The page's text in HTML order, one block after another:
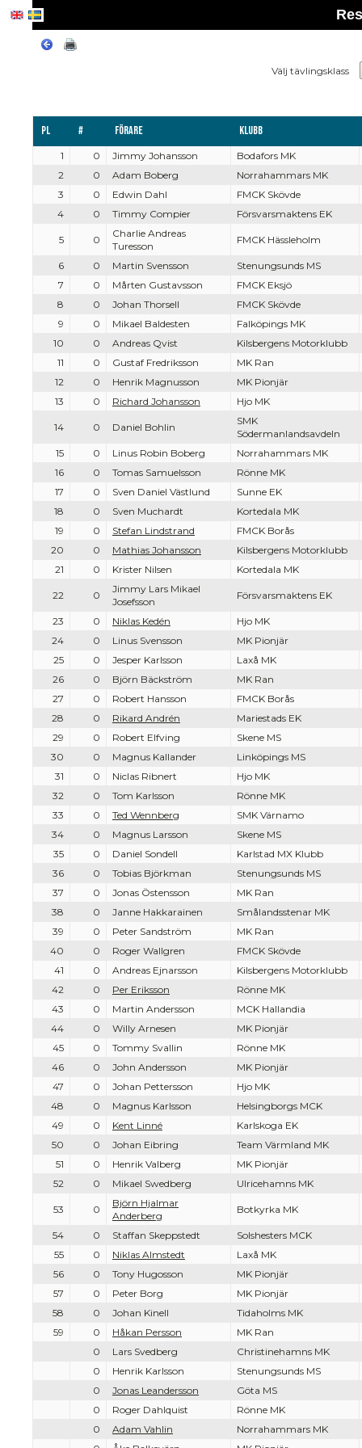
Välj tävlingsklass
Pl # Förare Klubb
1 0 Jimmy Johansson
Bodafors MK
2
0 Adam Boberg
Norrahammars MK
3
0 Edwin Dahl
FMCK Skövde
4
0 Timmy Compier Försvarsmaktens EK
5 0
Charlie Andreas
Turesson
FMCK Hässleholm
6 0 Martin Svensson
Stenungsunds MS
7
0 Mårten Gustavsson
FMCK Eksjö
8
0 Johan Thorsell
FMCK Skövde
9
0 Mikael Baldesten
Falköpings MK
10
0 Andreas Qvist
Kilsbergens Motorklubb
11
0 Gustaf Fredriksson
MK Ran
12
0 Henrik Magnusson
MK Pionjär
13
0 Richard Johansson Hjo MK
14 0 Daniel Bohlin
SMK
Södermanlandsavdeln
15
0 Linus Robin Boberg
Norrahammars MK
16
0 Tomas Samuelsson
Rönne MK
17
0 Sven Daniel Västlund
Sunne EK
18
0 Sven Muchardt
Kortedala MK
19
0 Stefan Lindstrand
FMCK Borås
20
0 Mathias Johansson
Kilsbergens Motorklubb
21
0 Krister Nilsen Kortedala MK
22 0
Jimmy Lars Mikael
Josefsson
Försvarsmaktens EK
23 0 Niklas Kedén
Hjo MK
24
0 Linus Svensson
MK Pionjär
25
0 Jesper Karlsson
Laxå MK
26
0 Björn Bäckström
MK Ran
27
0 Robert Hansson
FMCK Borås
28
0 Rikard Andrén
Mariestads EK
29
0 Robert Elfving
Skene MS
30
0 Magnus Kallander
Linköpings MS
31
0 Niclas Ribnert
Hjo MK
32
0 Tom Karlsson
Rönne MK
33
0 Ted Wennberg
SMK Värnamo
34
0 Magnus Larsson
Skene MS
35
0 Daniel Sondell
Karlstad MX Klubb
36
0 Tobias Björkman
Stenungsunds MS
37
0 Jonas Östensson
MK Ran
38
0 Janne Hakkarainen
Smålandsstenar MK
39
0 Peter Sandström
MK Ran
40
0 Roger Wallgren
FMCK Skövde
41
0 Andreas Ejnarsson
Kilsbergens Motorklubb
42
0 Per Eriksson
Rönne MK
43
0 Martin Andersson
MCK Hallandia
44
0 Willy Arnesen
MK Pionjär
45
0 Tommy Svallin
Rönne MK
46
0 John Andersson
MK Pionjär
47
0 Johan Pettersson
Hjo MK
48
0 Magnus Karlsson
Helsingborgs MCK
49
0 Kent Linné
Karlskoga EK
50
0 Johan Eibring
Team Värmland MK
51
0 Henrik Valberg
MK Pionjär
52
0 Mikael Swedberg Ulricehamns MK
53 0
Björn Hjalmar
Anderberg
Botkyrka MK
54 0 Staffan Skeppstedt
Solshesters MCK
55
0 Niklas Almstedt
Laxå MK
56
0 Tony Hugosson
MK Pionjär
57
0 Peter Borg
MK Pionjär
58
0 Johan Kinell
Tidaholms MK
59
0 Håkan Persson
MK Ran
0
Lars Svedberg
Christinehamns MK
0
Henrik Karlsson
Stenungsunds MS
0
Jonas Leandersson
Göta MS
0
Roger Dahlquist
Rönne MK
0
Adam Vahlin
Norrahammars MK